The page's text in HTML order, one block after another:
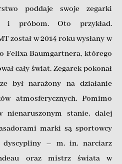
poddaje swoje zegarki
i próbom. Oto przykład.
został w 2014 roku wysłany w
Felixa Baumgartnera, którego
cały świat. Zegarek pokonał
był narażony na działanie
atmosferycznych. Pomimo
stanie, dalej
marki są sportowcy
dyscypliny – m. in. narciarz
oraz mistrz świata w